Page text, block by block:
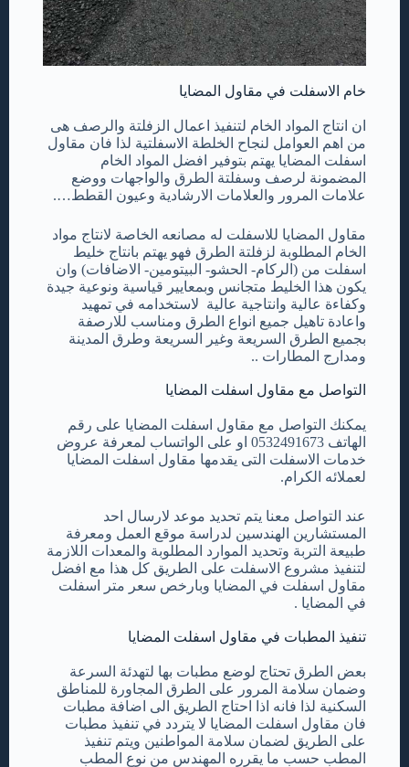
خام الاسفلت في مقاول المضايا
ان انتاج المواد الخام لتنفيذ اعمال الزفلتة والرصف هى
من اهم العوامل لنجاح الخلطة الاسفلتية لذا فان مقاول
اسفلت المضايا يهتم بتوفير افضل المواد الخام
المضمونة لرصف وسفلتة الطرق والواجهات ووضع
علامات المرور والعلامات الارشادية وعيون القطط….
مقاول المضايا للاسفلت له مصانعه الخاصة لانتاج مواد
الخام المطلوبة لزفلتة الطرق فهو يهتم بانتاج خليط
اسفلت من (الركام- الحشو- البيتومين- الاضافات) وان
يكون هذا الخليط متجانس وبمعايير قياسية ونوعية جيدة
وكفاءة عالية وانتاجية عالية لاستخدامه في تمهيد
واعادة تاهيل جميع انواع الطرق ومناسب للارصفة
بجميع الطرق السريعة وغير السريعة وطرق المدينة
ومدارج المطارات ..
التواصل مع مقاول اسفلت المضايا
يمكنك التواصل مع مقاول اسفلت المضايا على رقم
الهاتف 0532491673 او على الواتساب لمعرفة عروض
خدمات الاسفلت التى يقدمها مقاول اسفلت المضايا
لعملائه الكرام.
عند التواصل معنا يتم تحديد موعد لارسال احد
المستشارين الهندسين لدراسة موقع العمل ومعرفة
طبيعة التربة وتحديد الموارد المطلوبة والمعدات اللازمة
لتنفيذ مشروع الاسفلت على الطريق كل هذا مع افضل
مقاول اسفلت في المضايا وبارخص سعر متر اسفلت
في المضايا .
تنفيذ المطبات في مقاول اسفلت المضايا
بعض الطرق تحتاج لوضع مطبات بها لتهدئة السرعة
وضمان سلامة المرور على الطرق المجاورة للمناطق
السكنية لذا فانه اذا احتاج الطريق الى اضافة مطبات
فان مقاول اسفلت المضايا لا يتردد في تنفيذ مطبات
على الطريق لضمان سلامة المواطنين ويتم تنفيذ
المطب حسب ما يقرره المهندس من نوع المطب